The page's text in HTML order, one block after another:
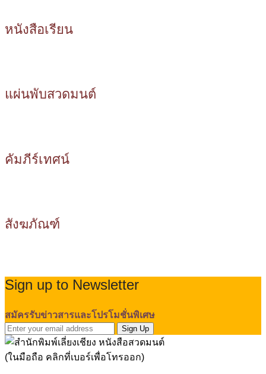
หนังสือเรียน
แผ่นพับสวดมนต์
คัมภีร์เทศน์
สังฆภัณฑ์
Sign up to Newsletter
สมัครรับข่าวสารและโปรโมชั่นพิเศษ
Sign Up
(ในมือถือ คลิกที่เบอร์เพื่อโทรออก)